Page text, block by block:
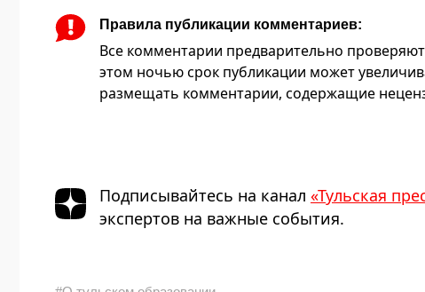
Правила публикации комментариев:
Все комментарии предварительно
этом ночью срок публикации может
размещать комментарии, содержащие
Подписывайтесь на канал «Тульская
экспертов на важные события.